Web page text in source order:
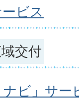
ビス
交付
ナビ」サ